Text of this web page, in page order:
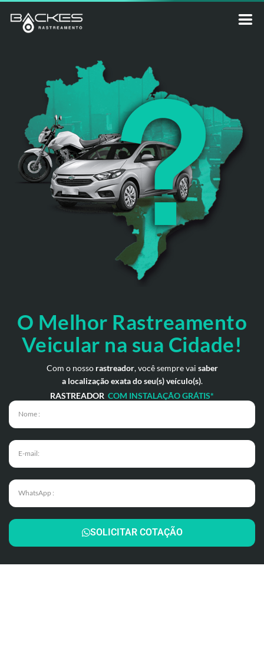
O Melhor Rastreamento
Veicular na sua Cidade!
Com o nosso rastreador, você sempre vai saber
a localização exata do seu(s) veículo(s).
RASTREADOR COM INSTALAÇÃO GRÁTIS*
SOLICITAR COTAÇÃO